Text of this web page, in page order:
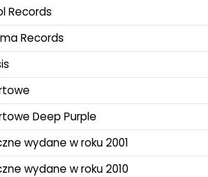
Records
Records
Deep Purple
wydane w roku 2001
wydane w roku 2010